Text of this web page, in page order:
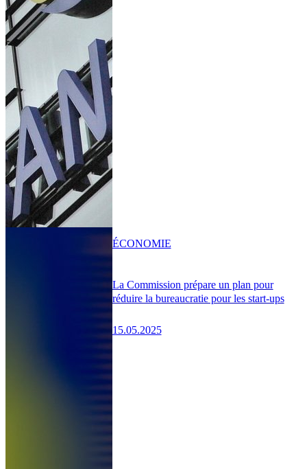
La Commission prépare un plan pour
réduire la bureaucratie pour les start-ups
15.05.2025
ÉCONOMIE